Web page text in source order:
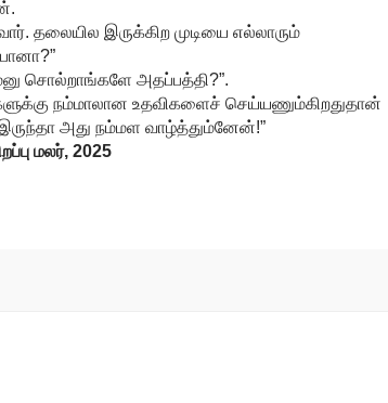
தலையில இருக்கிற முடியை எல்லாரும்
சொல்றாங்களே அதப்பத்தி?”.
நம்மாலான உதவிகளைச் செய்யணும்கிறதுதான்
அது நம்மள வாழ்த்தும்னேன்!”
மலர், 2025